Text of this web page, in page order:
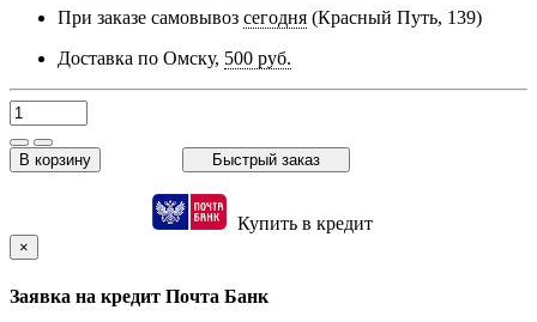
При заказе самовывоз сегодня (Красный Путь, 139)
Доставка по Омску, 500 руб.
В корзину Быстрый заказ
Купить в кредит
×
Заявка на кредит Почта Банк